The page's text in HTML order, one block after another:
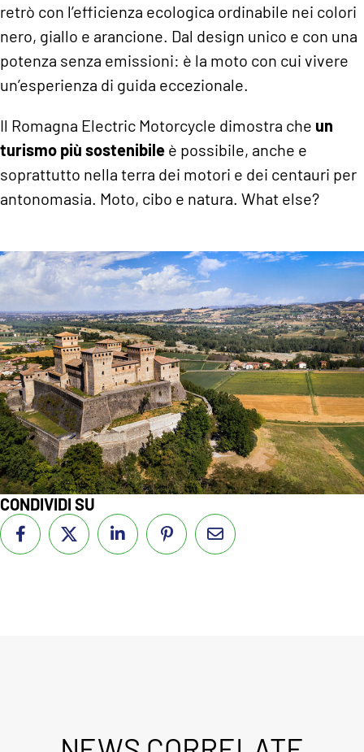
retrò con l’efficienza ecologica ordinabile nei colori
nero, giallo e arancione. Dal design unico e con una
potenza senza emissioni: è la moto con cui vivere
un’esperienza di guida eccezionale.
Il Romagna Electric Motorcycle dimostra che un
turismo più sostenibile è possibile, anche e
soprattutto nella terra dei motori e dei centauri per
antonomasia. Moto, cibo e natura. What else?
CONDIVIDI SU